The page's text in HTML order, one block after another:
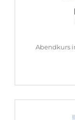
Abendkurs